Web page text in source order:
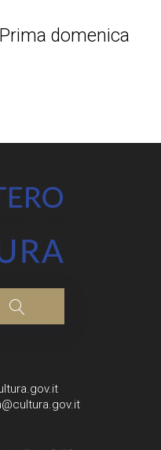
domenica
Search